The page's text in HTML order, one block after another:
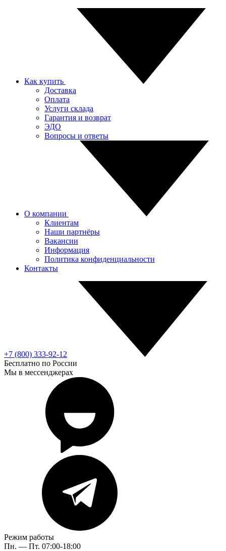
Как купить
Доставка
Оплата
Услуги склада
Гарантия и возврат
ЭДО
Вопросы и ответы
О компании
Клиентам
Наши партнёры
Вакансии
Информация
Политика конфиденциальности
Контакты
+7 (800) 333-92-12
Бесплатно по России
Мы в мессенджерах
Режим работы
Пн. — Пт. 07:00-18:00